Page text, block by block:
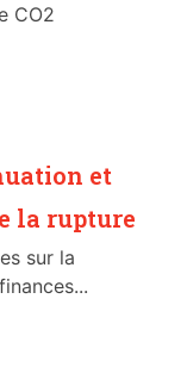
CO2
et
la rupture
sur la